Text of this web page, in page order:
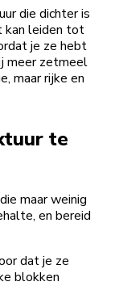
die dichter is
kan leiden tot
je ze hebt
meer zetmeel
maar rijke en
te
maar weinig
en bereid
dat je ze
blokken